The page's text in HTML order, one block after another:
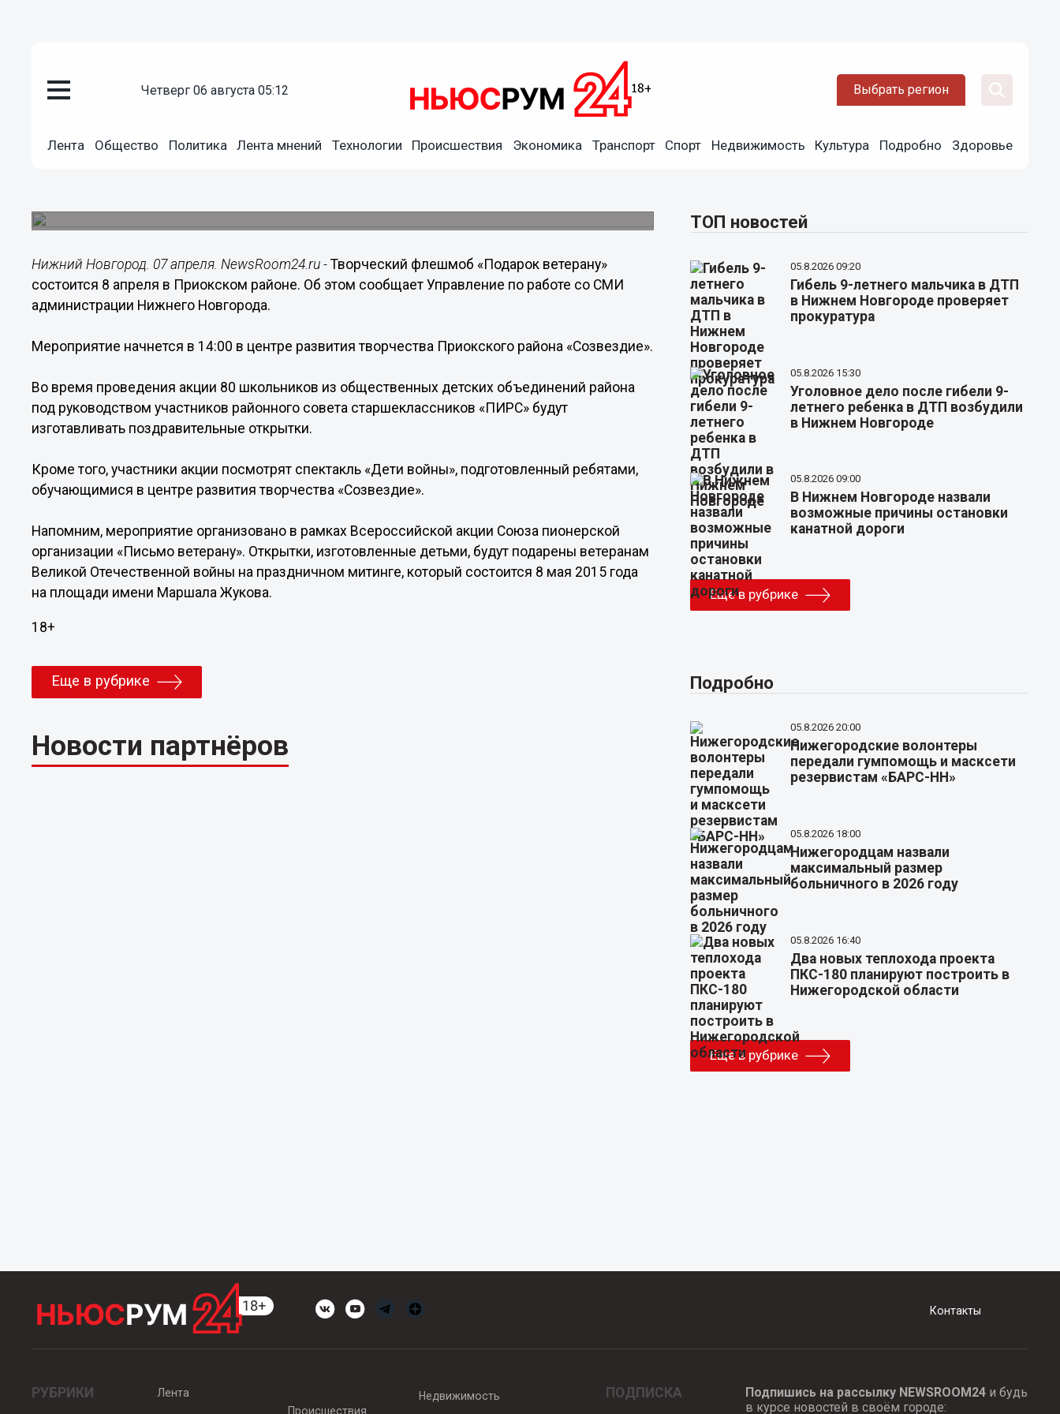
четверг 06 августа 05:12 Выбрать регион
Лента Общество Политика Лента мнений Технологии Происшествия Экономика Транспорт Спорт Недвижимость Культура Подробно Здоровье
Творческий флешмоб «Подарок ветерану» состоится 8
Нижний Новгород. 07 апреля. NewsRoom24.ru -Творческий флешмоб «Подарок ветерану»
состоится 8 апреля в Приокском районе. Об этом сообщает Управление по работе со СМИ
администрации Нижнего Новгорода.
Мероприятие начнется в 14:00 в центре развития творчества Приокского района «Созвездие».
Во время проведения акции 80 школьников из общественных детских объединений района
под руководством участников районного совета старшеклассников «ПИРС» будут
изготавливать поздравительные открытки.
Кроме того, участники акции посмотрят спектакль «Дети войны», подготовленный ребятами,
обучающимися в центре развития творчества «Созвездие».
Напомним, мероприятие организовано в рамках Всероссийской акции Союза пионерской
организации «Письмо ветерану». Открытки, изготовленные детьми, будут подарены ветеранам
Великой Отечественной войны на праздничном митинге, который состоится 8 мая 2015 года
на площади имени Маршала Жукова.
18+
Еще в рубрике
Новости партнёров
ТОП новостей
05.8.2026 09:20
Гибель 9-летнего мальчика в ДТП
в Нижнем Новгороде проверяет
прокуратура
05.8.2026 15:30
Уголовное дело после гибели 9-
летнего ребенка в ДТП возбудили
в Нижнем Новгороде
05.8.2026 09:00
В Нижнем Новгороде назвали
возможные причины остановки
канатной дороги
Еще в рубрике
Подробно
05.8.2026 20:00
Нижегородские волонтеры
передали гумпомощь и масксети
резервистам «БАРС-НН»
05.8.2026 18:00
Нижегородцам назвали
максимальный размер
больничного в 2026 году
05.8.2026 16:40
Два новых теплохода проекта
ПКС-180 планируют построить в
Нижегородской области
Еще в рубрике
Контакты
РУБРИКИ
Лента
Происшествия
Недвижимость ПОДПИСКА Подпишись на рассылку NEWSROOM24и будь
в курсе новостей в своём городе: